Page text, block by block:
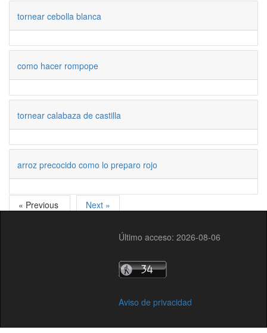
tornear cebolla blanca
como hacer rompope
tornear calabaza de castilla
arroz precocido como lo preparo rojo
« Previous Next »
Último acceso: 2026-08-06
Aviso de privacidad